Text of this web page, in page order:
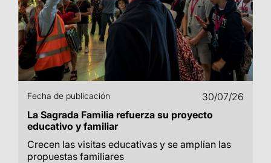
Fecha de publicación
30/07/26
La Sagrada Familia refuerza su proyecto
educativo y familiar
Crecen las visitas educativas y se amplían las
propuestas familiares